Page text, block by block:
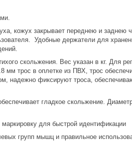
кожух закрывает переднею и заднею
Удобные держатели для
скольжения. Вес указан в ​​кг. Для
мм трос в оплетке из ПВХ, трос
надежно фиксируют троса,
гладкое скольжение.
для быстрой идентификации
групп мышц и правильное